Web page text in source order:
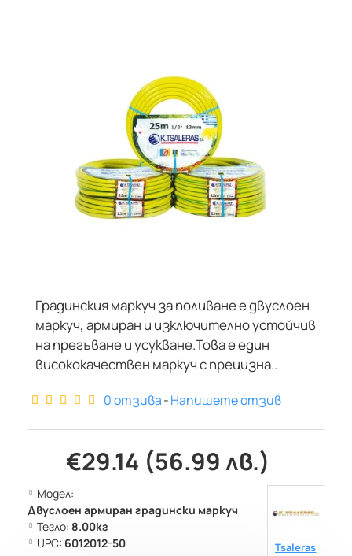
Градинския маркуч за поливане е двуслоен
маркуч, армиран и изключително устойчив
на прегъване и усукване.Това е един
висококачествен маркуч с прецизна..
0 отзива-Напишете отзив
€29.14 (56.99 лв.)
Модел:
Двуслоен армиран градински маркуч
Тегло: 8.00кг
UPC: 6012012-50 Tsaleras